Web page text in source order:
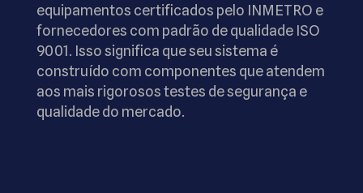
equipamentos certificados pelo INMETRO e
fornecedores com padrão de qualidade ISO
9001. Isso significa que seu sistema é
construído com componentes que atendem
aos mais rigorosos testes de segurança e
qualidade do mercado.